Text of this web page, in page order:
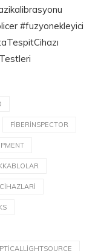
#fuzyonekleyici
FIBERINSPECTOR